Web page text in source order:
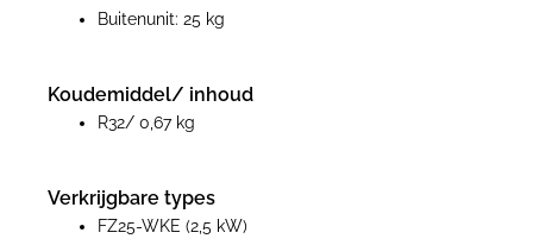
Buitenunit: 25 kg
Koudemiddel/ inhoud
R32/ 0,67 kg
Verkrijgbare types
FZ25-WKE (2,5 kW)